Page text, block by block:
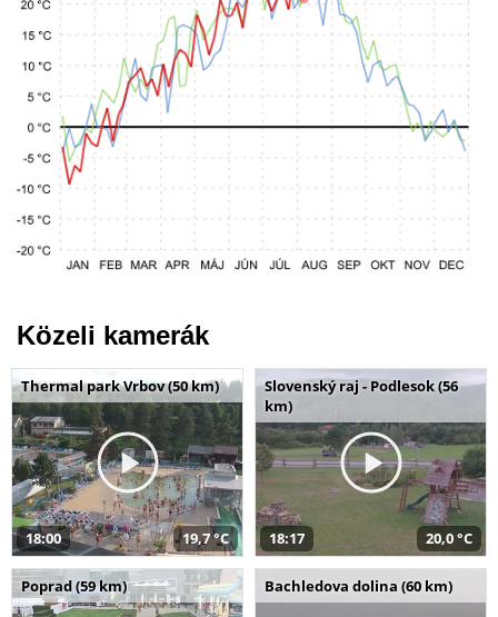
Közeli kamerák
Thermal park Vrbov (50 km)
18:00 19,7 °C
Slovenský raj - Podlesok (56
km)
18:17 20,0 °C
Poprad (59 km) Bachledova dolina (60 km)